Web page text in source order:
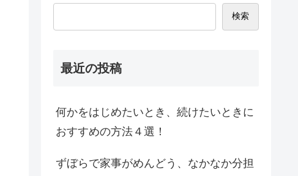
検索
最近の投稿
何かをはじめたいとき、続けたいときに
おすすめの方法４選！
ずぼらで家事がめんどう、なかなか分担